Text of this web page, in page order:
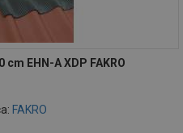
EHN-A XDP FAKRO
FAKRO